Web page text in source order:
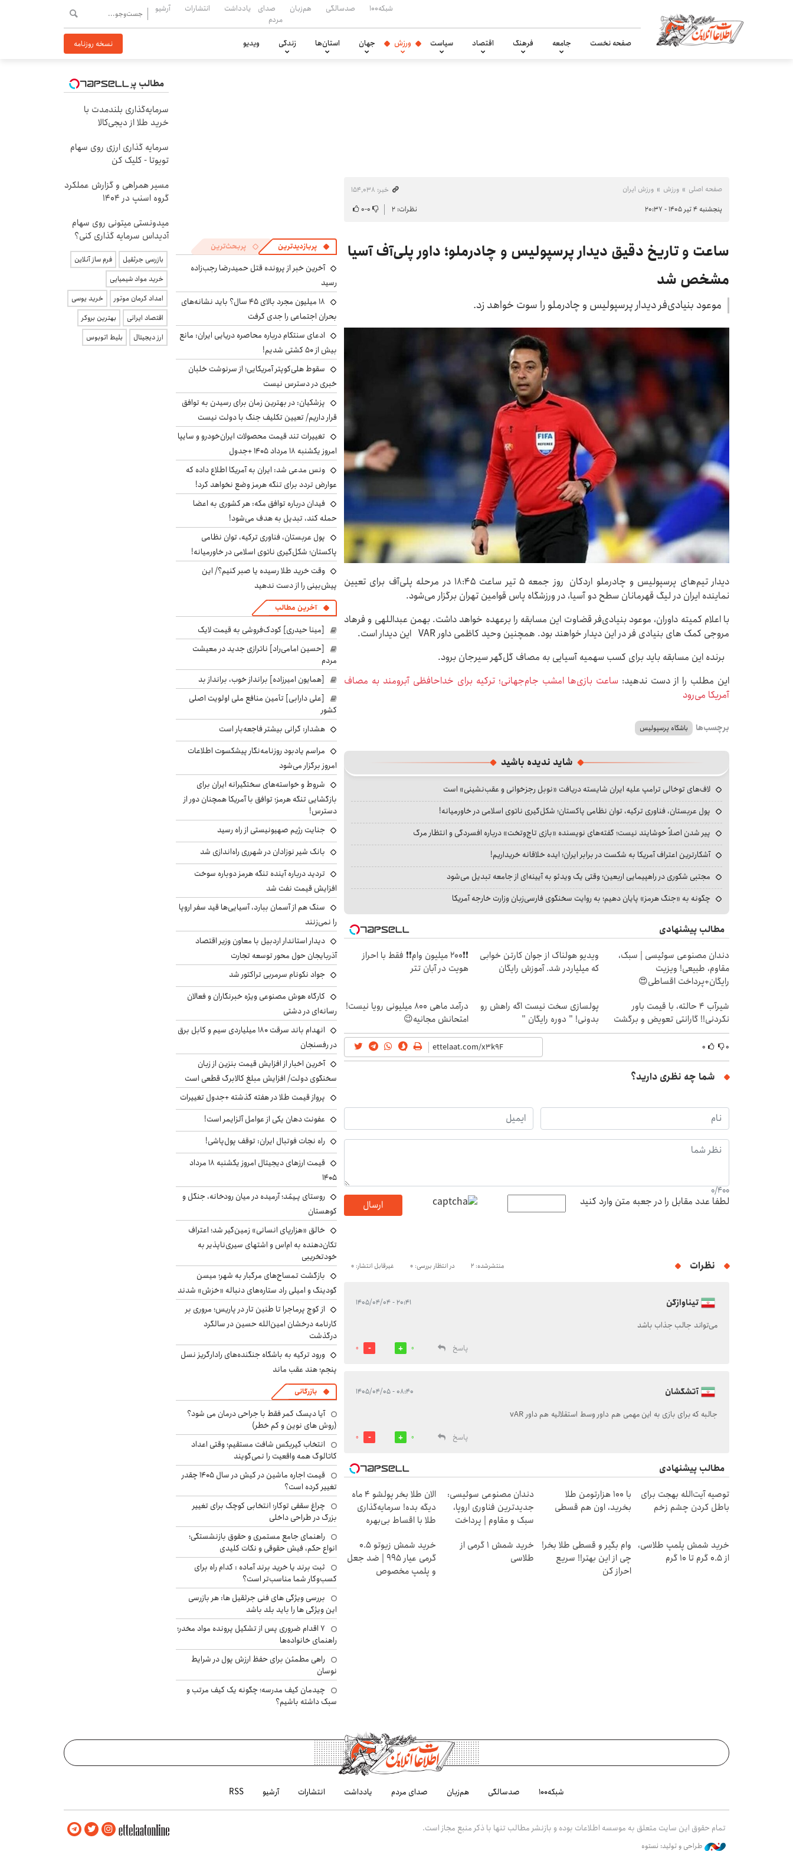
شبکه۱۰۰ صدسالگی هم‌زبان
صدای
مردم
یادداشت انتشارات آرشیو
صفحه نخست جامعه فرهنگ اقتصاد سیاست ورزش جهان استان‌ها زندگی ویدیو نسخه روزنامه
صفحه اصلی ورزش ورزش ایران
خبر: ۱۵۴٬۰۳۸
پنجشنبه ۴ تیر ۱۴۰۵ - ۲۰:۳۷
نظرات: ۲ ۰-۰
ساعت و تاریخ دقیق دیدار پرسپولیس و چادرملو؛ داور پلی‌‎آف آسیا
مشخص شد
موعود بنیادی‌فر دیدار پرسپولیس و چادرملو را سوت خواهد زد.
دیدار تیم‌های پرسپولیس و چادرملو اردکان روز جمعه ۵ تیر ساعت ۱۸:۴۵ در مرحله پلی‌آف برای تعیین
نماینده ایران در لیگ قهرمانان سطح دو آسیا، در ورزشگاه پاس قوامین تهران برگزار می‌شود.
با اعلام کمیته داوران، موعود بنیادی‌فر قضاوت این مسابقه را برعهده خواهد داشت. بهمن عبداللهی و فرهاد
مروجی کمک های بنیادی فر در این دیدار خواهند بود. همچنین وحید کاظمی داور VAR این دیدار است.
برنده این مسابقه باید برای کسب سهمیه آسیایی به مصاف گل‌گهر سیرجان برود.
این مطلب را از دست ندهید: ساعت بازی‌ها امشب جام‌جهانی؛ ترکیه برای خداحافظی آبرومند به مصاف
آمریکا می‌رود
برچسب‌ها باشگاه پرسپولیس
شاید ندیده باشید
لاف‌های توخالی ترامپ علیه ایران شایسته دریافت «نوبل رجزخوانی و عقب‌نشینی» است
پول عربستان، فناوری ترکیه، توان نظامی پاکستان؛ شکل‌گیری ناتوی اسلامی در خاورمیانه!
پیر شدن اصلاً خوشایند نیست؛ گفته‌های نویسنده «بازی تاج‌وتخت» درباره افسردگی و انتظار مرگ
آشکارترین اعتراف آمریکا به شکست در برابر ایران؛ ایده خلاقانه خریداریم!
مجتبی شکوری در راهپیمایی اربعین؛ وقتی یک ویدئو به آیینه‌ای از جامعه تبدیل می‌شود
چگونه به «جنگ هرمز» پایان دهیم؛ به روایت سخنگوی فارسی‌زبان وزارت خارجه آمریکا
مطالب پیشنهادی
دندان مصنوعی سوئیسی | سبک،
مقاوم، طبیعی! ویزیت
رایگان+پرداخت اقساطی😍
ویدیو هولناک از جوان کارتن خوابی
که میلیاردر شد. آموزش رایگان
❗❗200 میلیون وام❗❗ فقط با احراز
هویت در آبان تتر
شیر‌آب ۴ حالته، با قیمت باور
نکردنی!! گارانتی تعویض و برگشت
پولسازی سخت نیست اگه راهش رو
بدونی! " دوره رایگان "
درآمد ماهی 800 میلیونی رویا نیست!
امتحانش مجانیه😉
۰ ۰
شما چه نظری دارید؟
0/400
لطفا عدد مقابل را در جعبه متن وارد کنید ارسال
نظرات منتشرشده: 2 در انتظار بررسی: 0 غیرقابل انتشار: 0
تیناوازگن ۲۰:۴۱ - ۱۴۰۵/۰۴/۰۴
می‌تواند جالب جذاب باشد
پاسخ
0
0
آتشگشان ۰۸:۴۰ - ۱۴۰۵/۰۴/۰۵
جالبه‌ که برای بازی به این مهمی هم داور وسط استقلالیه هم داور vAR
پاسخ
0
0
مطالب پیشنهادی
توصیه آیت‌الله بهجت برای
باطل کردن چشم زخم
با ۱۰۰ هزارتومن طلا
بخرید، اون هم قسطی
دندان مصنوعی سوئیسی:
جدیدترین فناوری اروپا،
سبک و مقاوم | پرداخت
الان طلا بخر پولشو 4 ماه
دیگه بده! سرمایه‌گذاری
طلا با اقساط بی‌بهره
خرید شمش پلمپ طلاسی،
از ۰.۵ گرم تا ۱۰ گرم
وام بگیر و قسطی طلا بخر!
چی از این بهتر!! سریع
احراز کن
خرید شمش 1 گرمی از
طلاسی
خرید شمش زیوتو ۰.۵
گرمی عیار ۹۹۵ | ضد جعل
و پلمپ مخصوص
پربازدیدترین پربحث‌ترین
آخرین خبر از پرونده قتل حمیدرضا رجب‌زاده
رسید
۱۸ میلیون مجرد بالای ۴۵ سال؟ باید نشانه‌های
بحران اجتماعی را جدی گرفت
ادعای سنتکام درباره محاصره دریایی ایران: مانع
بیش از ۵۰ کشتی شدیم!
سقوط هلی‌کوپتر آمریکایی؛ از سرنوشت خلبان
خبری در دسترس نیست
پزشکیان‌: در بهترین زمان برای رسیدن به توافق
قرار داریم/ تعیین تکلیف جنگ با دولت نیست
تغییرات تند قیمت محصولات ایران‌خودرو و سایپا
امروز یکشنبه ۱۸ مرداد ۱۴۰۵ +جدول
ونس مدعی شد: ایران به آمریکا اطلاع داده که
عوارض تردد برای تنگه هرمز وضع نخواهد کرد!
فیدان درباره توافق مکه: هر کشوری به اعضا
حمله کند، تبدیل به هدف می‌شود!
پول عربستان، فناوری ترکیه، توان نظامی
پاکستان؛ شکل‌گیری ناتوی اسلامی در خاورمیانه!
وقت خرید طلا رسیده یا صبر کنیم؟/ این
پیش‌بینی را از دست ندهید
آخرین مطالب
[مینا حیدری] کودک‌فروشی به قیمت لایک
[حسین امامی‌راد] ناترازی جدید در معیشت
مردم
[همایون امیرزاده] برانداز خوب، برانداز بد
[علی دارابی] تأمین منافع ملی اولویت اصلی
کشور
هشدار: گرانی بیشتر فاجعه‌بار است
مراسم یادبود روزنامه‌نگار پیشکسوت اطلاعات
امروز برگزار می‌شود
شروط و خواسته‌های سختگیرانه ایران برای
بازگشایی تنگه هرمز؛ توافق با آمریکا همچنان دور از
دسترس!
جنایت رژیم صهیونیستی از راه رسید
بانک شیر نوزادان در شهرری راه‌اندازی شد
تردید درباره آینده تنگه هرمز دوباره سوخت
افزایش قیمت نفت شد
سنگ هم از آسمان ببارد، آسیایی‌ها قید سفر اروپا
را نمی‌زنند
دیدار استاندار اردبیل با معاون وزیر اقتصاد
آذربایجان حول محور توسعه تجارت
جواد نکونام سرمربی تراکتور شد
کارگاه هوش مصنوعی ویژه خبرنگاران و فعالان
رسانه‌ای در دشتی
انهدام باند سرقت ۱۸۰ میلیاردی سیم و کابل برق
در رفسنجان
آخرین اخبار از افزایش قیمت بنزین از زبان
سخنگوی دولت/ افزایش مبلغ کالابرگ قطعی است
پرواز قیمت طلا در هفته گذشته +جدول تغییرات
عفونت دهان یکی از عوامل آلزایمر است!
راه نجات فوتبال ایران: توقف پول‌پاشی!
قیمت ارزهای دیجیتال امروز یکشنبه ۱۸ مرداد
۱۴۰۵
روستای پـِیمُد؛ آرمیده در میان رودخانه، جنگل و
کوهستان
خالق «هزارپای انسانی» زمین‌گیر شد؛ اعتراف
تکان‌دهنده به ام‌اس و اشتهای سیری‌ناپذیر به
خودتخریبی
بازگشت تمساح‌های مرگبار به شهر؛ میسن
گودینگ و امیلی راد ستاره‌های دنباله «خزش» شدند
از کوچ‌ پرماجرا تا طنین تار در پاریس؛ مروری بر
کارنامه درخشان امین‌الله حسین در سالگرد
درگذشت
ورود ترکیه به باشگاه جنگنده‌های رادارگریز نسل
پنجم؛ هند عقب ماند
بازرگانی
آیا دیسک کمر فقط با جراحی درمان می شود؟
(روش های نوین و کم خطر)
انتخاب گیربکس شافت مستقیم؛ وقتی اعداد
کاتالوگ همه واقعیت را نمی‌گویند
قیمت اجاره ماشین در کیش در سال ۱۴۰۵ چقدر
تغییر کرده است؟
چراغ سقفی توکار؛ انتخابی کوچک برای تغییر
بزرگ در طراحی داخلی
راهنمای جامع مستمری و حقوق بازنشستگی؛
انواع حکم، فیش حقوقی و نکات کلیدی
ثبت برند یا خرید برند آماده : کدام راه برای
کسب‌وکار شما مناسب‌تر است؟
بررسی ویژگی های فنی جرثقیل ها: هر بازرسی
این ویژگی ها را باید بلد باشد
۷ اقدام ضروری پس از تشکیل پرونده مواد مخدر؛
راهنمای خانواده‌ها
راهی مطمئن برای حفظ ارزش پول در شرایط
نوسان
چیدمان کیف مدرسه؛ چگونه یک کیف مرتب و
سبک داشته باشیم؟
مطالب پیشنهادی
سرمایه‌گذاری بلندمدت با
خرید طلا از دیجی‌کالا
سرمایه گذاری ارزی روی سهام
تویوتا - کلیک کن
مسیر همراهی و گزارش عملکرد
گروه اسنپ در ۱۴۰۴
میدونستی میتونی روی سهام
آدیداس سرمایه گذاری کنی؟
بازرسی جرثقیل
فرم ساز آنلاین
خرید مواد شیمیایی
امداد کرمان موتور
خرید یوسی
اقتصاد ایرانی
بهترین بروکر
ارز دیجیتال
بلیط اتوبوس
شبکه۱۰۰ صدسالگی هم‌زبان صدای مردم یادداشت انتشارات آرشیو RSS
تمام حقوق این سایت متعلق به موسسه اطلاعات بوده و بازنشر مطالب تنها با ذکر منبع مجاز است.
طراحی و تولید: نستوه